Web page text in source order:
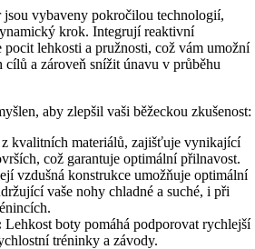
jsou vybaveny pokročilou technologií,
krok. Integrují reaktivní
lehkosti a pružnosti, což vám umožní
cílů a zároveň snížit únavu v průběhu
aby zlepšil vaši běžeckou zkušenost:
z kvalitních materiálů, zajišťuje vynikající
což garantuje optimální přilnavost.
vzdušná konstrukce umožňuje optimální
vaše nohy chladné a suché, i při
Lehkost boty pomáhá podporovat rychlejší
tréninky a závody.